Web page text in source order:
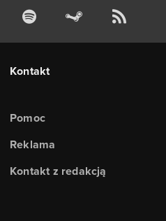
Kontakt
Pomoc
Reklama
Kontakt z redakcją